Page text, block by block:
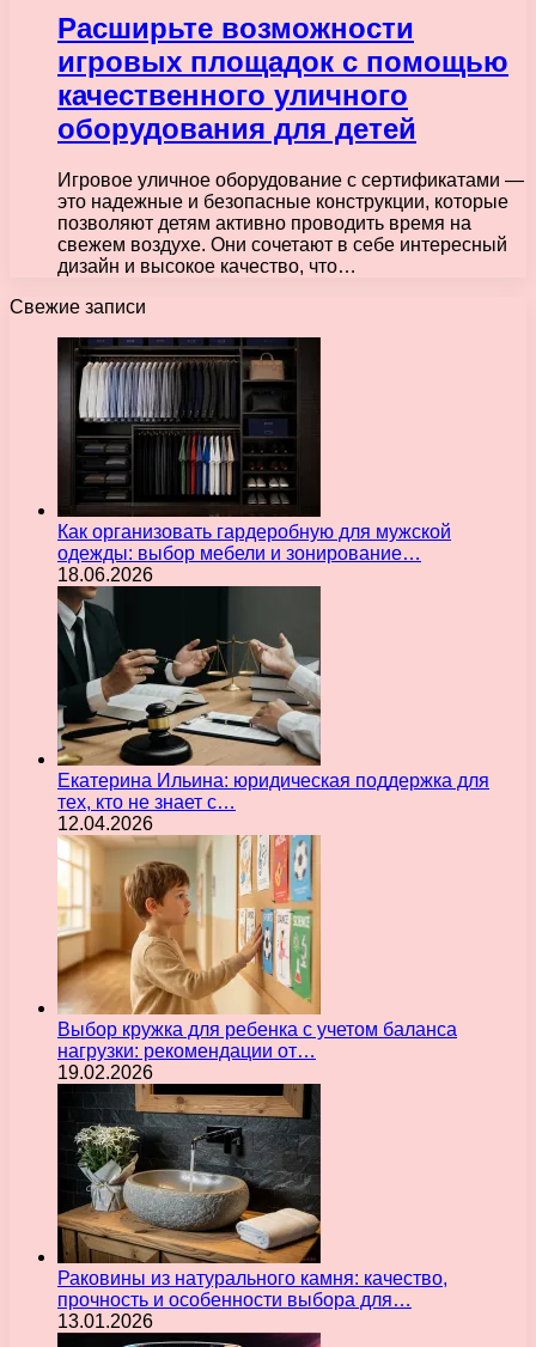
Расширьте возможности
игровых площадок с помощью
качественного уличного
оборудования для детей
Игровое уличное оборудование с сертификатами —
это надежные и безопасные конструкции, которые
позволяют детям активно проводить время на
свежем воздухе. Они сочетают в себе интересный
дизайн и высокое качество, что…
Свежие записи
Как организовать гардеробную для мужской
одежды: выбор мебели и зонирование…
18.06.2026
Екатерина Ильина: юридическая поддержка для
тех, кто не знает с…
12.04.2026
Выбор кружка для ребенка с учетом баланса
нагрузки: рекомендации от…
19.02.2026
Раковины из натурального камня: качество,
прочность и особенности выбора для…
13.01.2026